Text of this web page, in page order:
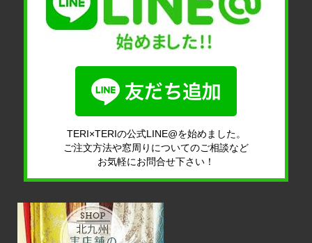
TERI×TERIの公式LINE@を始めました。
ご注文方法や窓周りについてのご相談など
お気軽にお問合せ下さい！